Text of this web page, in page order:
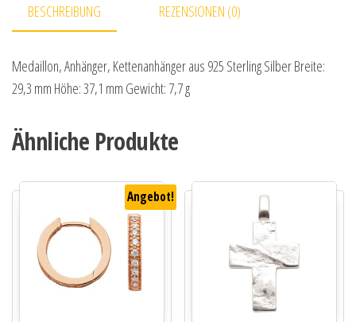
BESCHREIBUNG REZENSIONEN (0)
Medaillon, Anhänger, Kettenanhänger aus 925 Sterling Silber Breite:
29,3 mm Höhe: 37,1 mm Gewicht: 7,7 g
Ähnliche Produkte
Angebot!